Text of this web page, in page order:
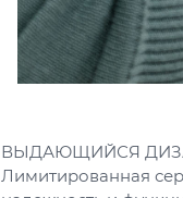
ВЫДАЮЩИЙСЯ
Лимитированная